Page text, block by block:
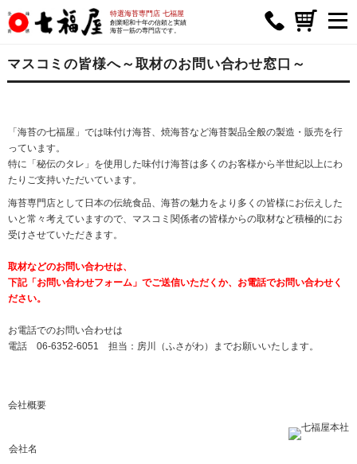
特選海苔専門店 七福屋
創業昭和十年の信頼と実績
海苔一筋の専門店です。
マスコミの皆様へ～取材のお問い合わせ窓口～
「海苔の七福屋」では味付け海苔、焼海苔など海苔製品全般の製造・販売を行
っています。
特に「秘伝のタレ」を使用した味付け海苔は多くのお客様から半世紀以上にわ
たりご支持いただいています。
海苔専門店として日本の伝統食品、海苔の魅力をより多くの皆様にお伝えした
いと常々考えていますので、マスコミ関係者の皆様からの取材など積極的にお
受けさせていただきます。
取材などのお問い合わせは、
下記「お問い合わせフォーム」でご送信いただくか、お電話でお問い合わせく
ださい。
お電話でのお問い合わせは
電話 06-6352-6051 担当：房川（ふさがわ）までお願いいたします。
会社概要
会社名